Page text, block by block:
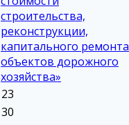
строительства,
реконструкции,
капитального ремонта
объектов дорожного
хозяйства»
23
30